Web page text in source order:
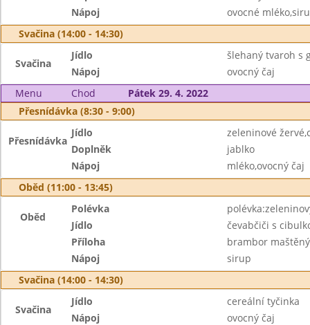
Nápoj
ovocné
Svačina (14:00 - 14:30)
Svačina
Jídlo
šlehaný tvaroh s
Nápoj
ovocný čaj
Menu
Chod
Pátek 29. 4. 2022
Přesnídávka (8:30 - 9:00)
Přesnídávka
Jídlo
zeleninové
Doplněk
jablko
Nápoj
mléko,ovocný čaj
Oběd (11:00 - 13:45)
Oběd
Polévka
Jídlo
čevabčiči s
Příloha
brambor
Nápoj
sirup
Svačina (14:00 - 14:30)
Svačina
Jídlo
cereální tyčinka
Nápoj
ovocný čaj